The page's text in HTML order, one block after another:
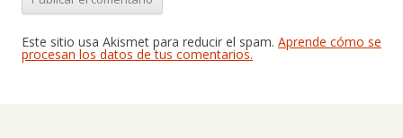
Este sitio usa Akismet para reducir el spam. Aprende cómo se
procesan los datos de tus comentarios.